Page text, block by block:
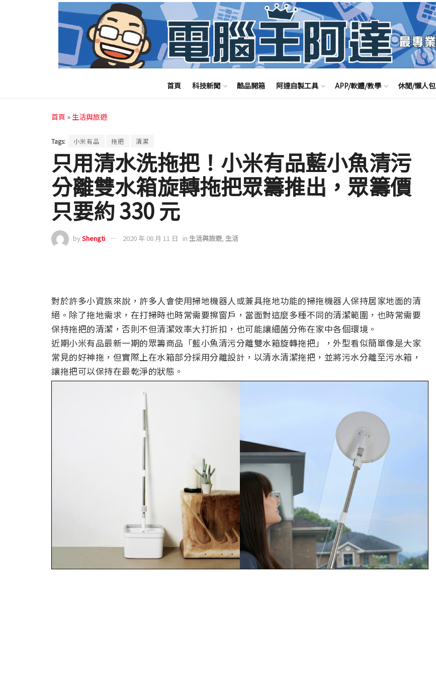
首頁 科技新聞 酷品開箱 阿達自製工具 APP/軟體/教學 休閒/懶人包
首頁 » 生活與旅遊
Tags: 小米有品 拖把 清潔
只用清水洗拖把！小米有品藍小魚清污
分離雙水箱旋轉拖把眾籌推出，眾籌價
只要約 330 元
byShengti 2020 年 08 月 11 日 in 生活與旅遊, 生活
對於許多小資族來說，許多人會使用掃地機器人或兼具拖地功能的掃拖機器人保持居家地面的清
絕。除了拖地需求，在打掃時也時常需要擦窗戶，當面對這麼多種不同的清潔範圍，也時常需要
保持拖把的清潔，否則不但清潔效率大打折扣，也可能讓細菌分佈在家中各個環境。
近期小米有品最新一期的眾籌商品「藍小魚清污分離雙水箱旋轉拖把」，外型看似簡單像是大家
常見的好神拖，但實際上在水箱部分採用分離設計，以清水清潔拖把，並將污水分離至污水箱，
讓拖把可以保持在最乾淨的狀態。